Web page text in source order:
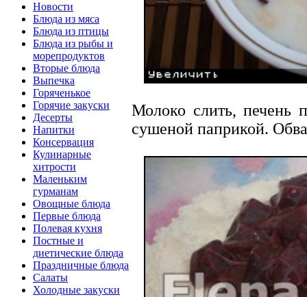
Новости
Блюда из мяса
Блюда из птицы
Блюда из рыбы и
морепродуктов
Вторые блюда
Выпечка
Горяченькое
Горячие закуски
Десерты
Напитки
Консервация
Кулинарные
хитрости
Маленьким
гурманам
Овощные блюда
Первые блюда
Полевая кухня
Постные и
диетические блюда
Праздничные блюда
Салаты
Холодные закуски
Молоко слить, печень
сушеной паприкой.